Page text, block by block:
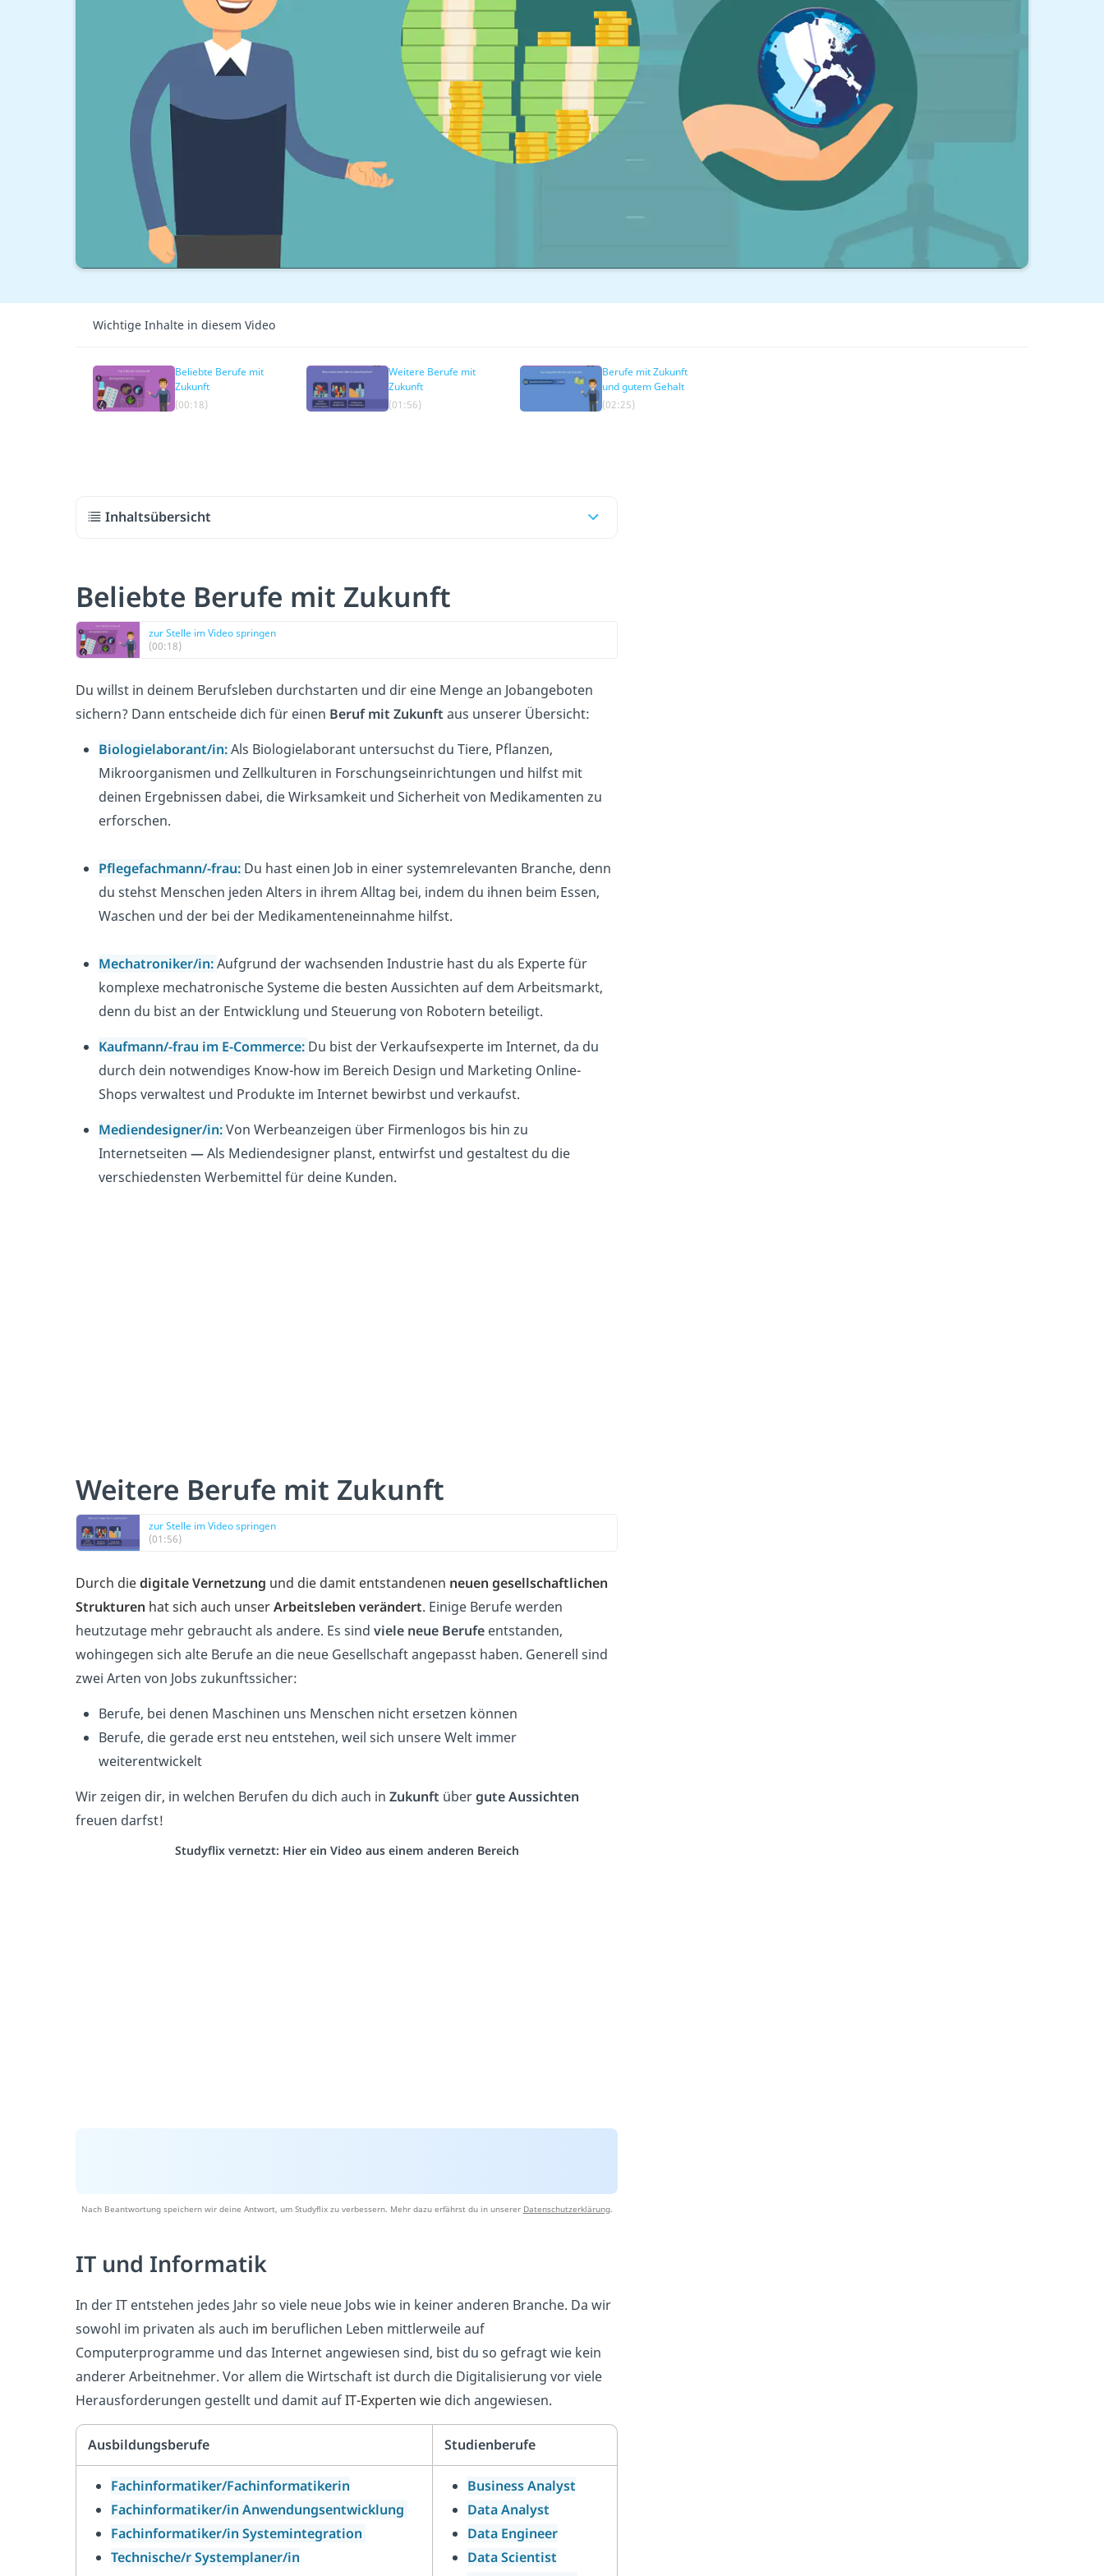
Wichtige Inhalte in diesem Video
Beliebte Berufe mit
Zukunft
(00:18)
Weitere Berufe mit
Zukunft
(01:56)
Berufe mit Zukunft
und gutem Gehalt
(02:25)
Inhaltsübersicht
Beliebte Berufe mit Zukunft
zur Stelle im Video springen
(00:18)
Du willst in deinem Berufsleben durchstarten und dir eine Menge an Jobangeboten
sichern? Dann entscheide dich für einen Beruf mit Zukunft aus unserer Übersicht:
Biologielaborant/in:Als Biologielaborant untersuchst du Tiere, Pflanzen,
Mikroorganismen und Zellkulturen in Forschungseinrichtungen und hilfst mit
deinen Ergebnissen dabei, die Wirksamkeit und Sicherheit von Medikamenten zu
erforschen.
Pflegefachmann/-frau: Du hast einen Job in einer systemrelevanten Branche, denn
du stehst Menschen jeden Alters in ihrem Alltag bei, indem du ihnen beim Essen,
Waschen und der bei der Medikamenteneinnahme hilfst.
Mechatroniker/in:Aufgrund der wachsenden Industrie hast du als Experte für
komplexe mechatronische Systeme die besten Aussichten auf dem Arbeitsmarkt,
denn du bist an der Entwicklung und Steuerung von Robotern beteiligt.
Kaufmann/-frau im E-Commerce: Du bist der Verkaufsexperte im Internet, da du
durch dein notwendiges Know-how im Bereich Design und Marketing Online-
Shops verwaltest und Produkte im Internet bewirbst und verkaufst.
Mediendesigner/in:Von Werbeanzeigen über Firmenlogos bis hin zu
Internetseiten —Als Mediendesigner planst, entwirfst und gestaltest du die
verschiedensten Werbemittel für deine Kunden.
Weitere Berufe mit Zukunft
zur Stelle im Video springen
(01:56)
Durch diedigitale Vernetzung und die damit entstandenen neuen gesellschaftlichen
Strukturen hat sich auch unserArbeitsleben verändert. Einige Berufe werden
heutzutage mehr gebraucht als andere. Es sind viele neue Berufe entstanden,
wohingegen sich alte Berufe an die neue Gesellschaft angepasst haben. Generell sind
zwei Arten von Jobs zukunftssicher:
Berufe, bei denen Maschinen uns Menschen nicht ersetzen können
Berufe, die gerade erst neu entstehen, weil sich unsere Welt immer
weiterentwickelt
Wir zeigen dir, in welchen Berufen du dich auch in Zukunft übergute Aussichten
freuen darfst!
Studyflix vernetzt: Hier ein Video aus einem anderen Bereich
Nach Beantwortung speichern wir deine Antwort, um Studyflix zu verbessern. Mehr dazu erfährst du in unserer Datenschutzerklärung.
IT und Informatik
In der IT entstehen jedes Jahr so viele neue Jobs wie in keiner anderen Branche. Da wir
sowohl im privaten als auch im beruflichen Leben mittlerweile auf
Computerprogramme und das Internet angewiesen sind, bist du so gefragt wie kein
anderer Arbeitnehmer. Vor allem die Wirtschaft ist durch die Digitalisierung vor viele
Herausforderungen gestellt und damit aufIT-Experten wie dich angewiesen.
Ausbildungsberufe Studienberufe
Fachinformatiker/Fachinformatikerin
Fachinformatiker/in Anwendungsentwicklung
Fachinformatiker/in Systemintegration
Technische/r Systemplaner/in
Business Analyst
Data Analyst
Data Engineer
Data Scientist